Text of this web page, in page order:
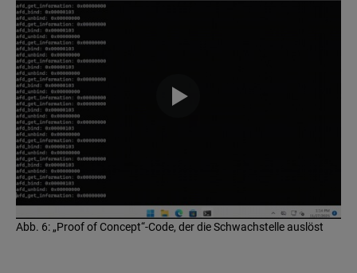
Abb. 6: „Proof of Concept“-Code, der die Schwachstelle auslöst